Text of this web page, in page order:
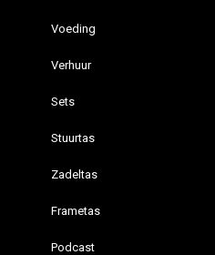
Voeding
Verhuur
Sets
Stuurtas
Zadeltas
Frametas
Podcast